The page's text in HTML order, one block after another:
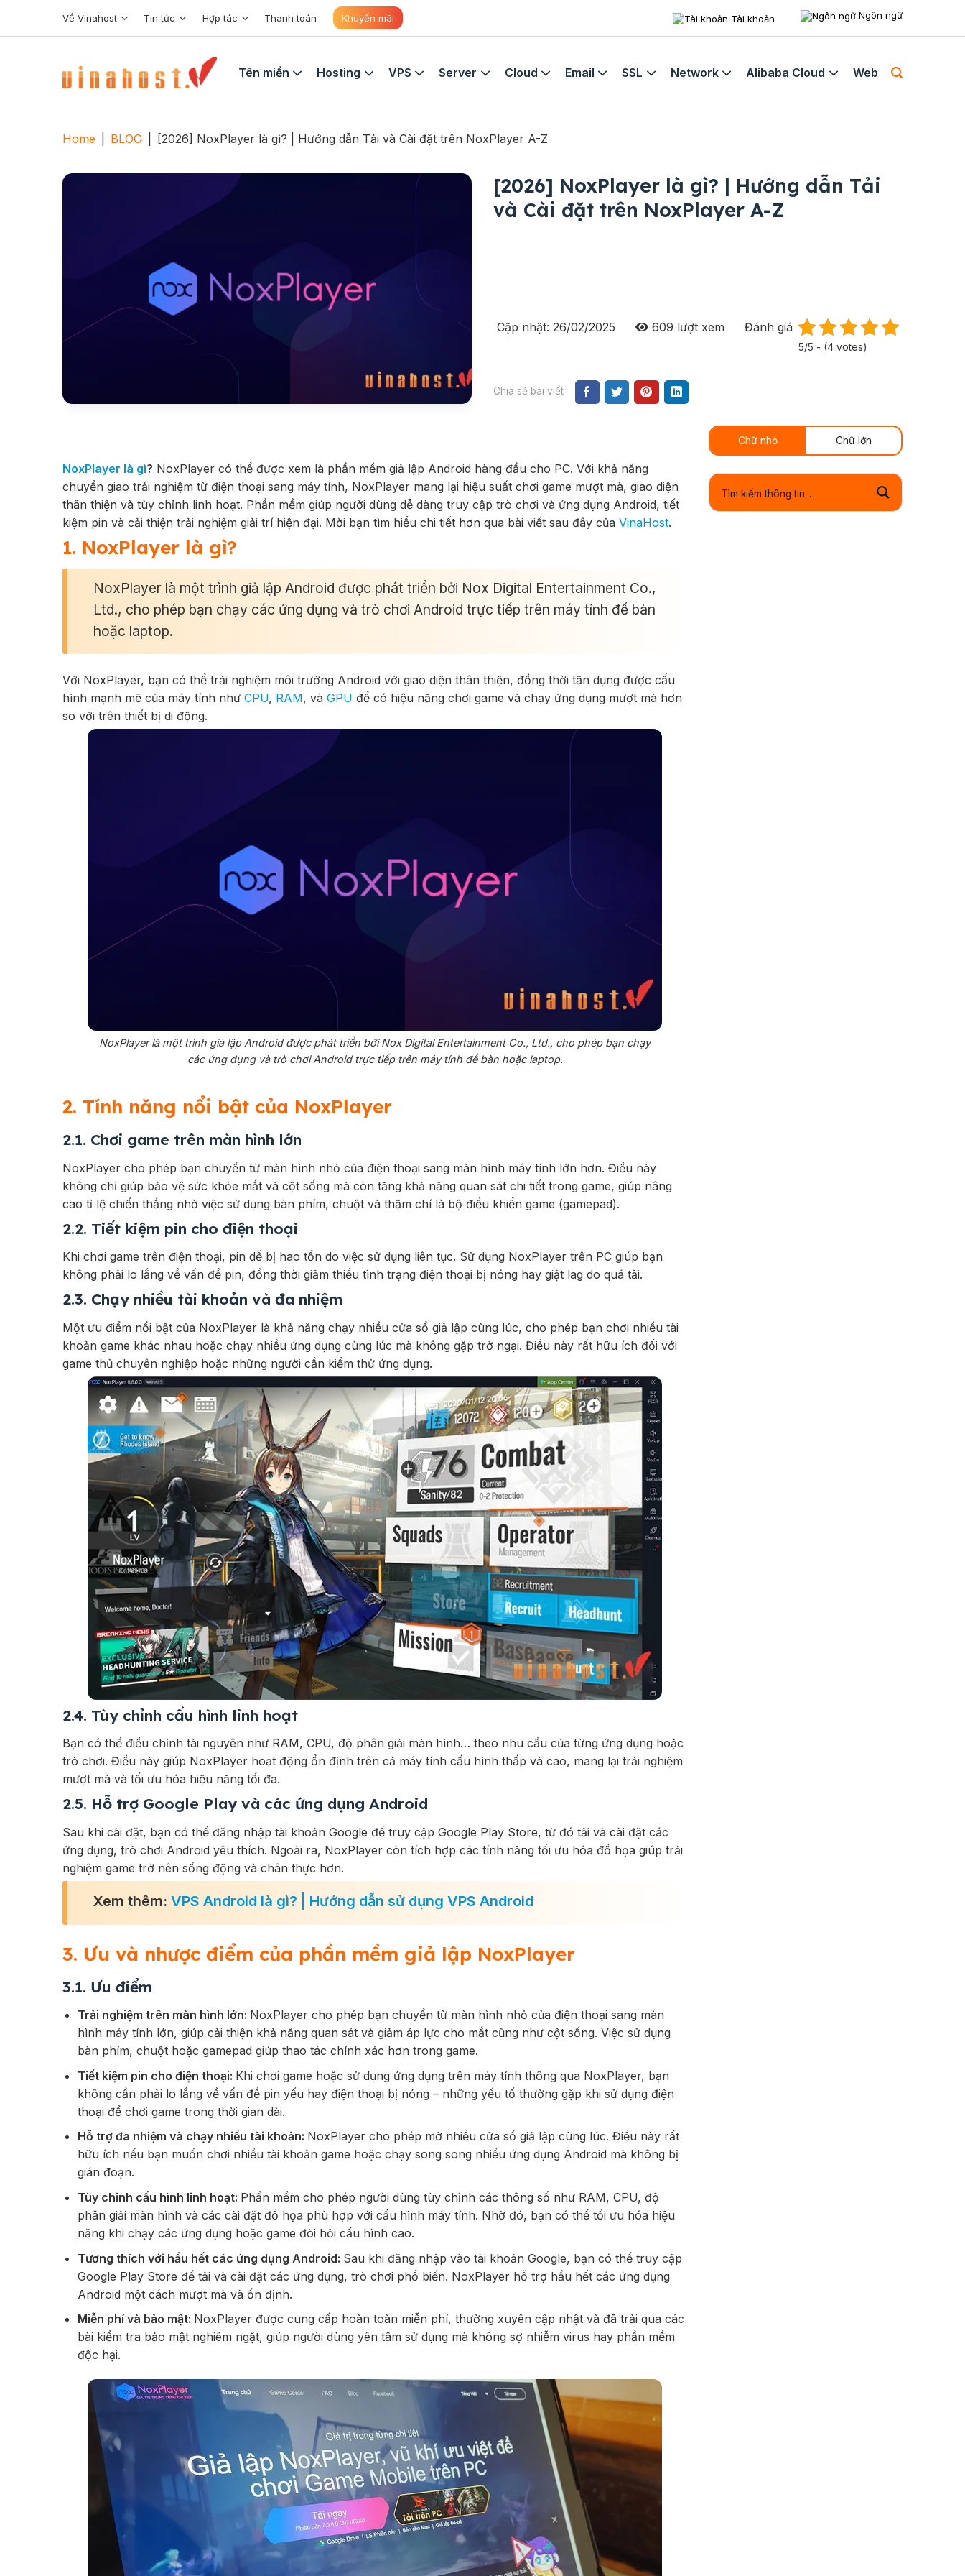
Về Vinahost Tin tức Hợp tác Thanh toán Khuyến mãi Tài khoản Ngôn ngữ
Tên miền Hosting VPS Server Cloud Email SSL Network Alibaba Cloud Web
Home BLOG [2026] NoxPlayer là gì? | Hướng dẫn Tải và Cài đặt trên NoxPlayer A-Z
[2026] NoxPlayer là gì? | Hướng dẫn Tải
và Cài đặt trên NoxPlayer A-Z
Cập nhật: 26/02/2025 609 lượt xem Đánh giá
5/5 - (4 votes)
Chia sẻ bài viết
NoxPlayer là gì? NoxPlayer có thể được xem là phần mềm giả lập Android hàng đầu cho PC. Với khả năng
chuyển giao trải nghiệm từ điện thoại sang máy tính, NoxPlayer mang lại hiệu suất chơi game mượt mà, giao diện
thân thiện và tùy chỉnh linh hoạt. Phần mềm giúp người dùng dễ dàng truy cập trò chơi và ứng dụng Android, tiết
kiệm pin và cải thiện trải nghiệm giải trí hiện đại. Mời bạn tìm hiểu chi tiết hơn qua bài viết sau đây của VinaHost.
1. NoxPlayer là gì?
NoxPlayer là một trình giả lập Android được phát triển bởi Nox Digital Entertainment Co.,
Ltd., cho phép bạn chạy các ứng dụng và trò chơi Android trực tiếp trên máy tính để bàn
hoặc laptop.
Với NoxPlayer, bạn có thể trải nghiệm môi trường Android với giao diện thân thiện, đồng thời tận dụng được cấu
hình mạnh mẽ của máy tính như CPU, RAM, và GPU để có hiệu năng chơi game và chạy ứng dụng mượt mà hơn
so với trên thiết bị di động.
NoxPlayer là một trình giả lập Android được phát triển bởi Nox Digital Entertainment Co., Ltd., cho phép bạn chạy
các ứng dụng và trò chơi Android trực tiếp trên máy tính để bàn hoặc laptop.
2. Tính năng nổi bật của NoxPlayer
2.1. Chơi game trên màn hình lớn
NoxPlayer cho phép bạn chuyển từ màn hình nhỏ của điện thoại sang màn hình máy tính lớn hơn. Điều này
không chỉ giúp bảo vệ sức khỏe mắt và cột sống mà còn tăng khả năng quan sát chi tiết trong game, giúp nâng
cao tỉ lệ chiến thắng nhờ việc sử dụng bàn phím, chuột và thậm chí là bộ điều khiển game (gamepad).
2.2. Tiết kiệm pin cho điện thoại
Khi chơi game trên điện thoại, pin dễ bị hao tổn do việc sử dụng liên tục. Sử dụng NoxPlayer trên PC giúp bạn
không phải lo lắng về vấn đề pin, đồng thời giảm thiểu tình trạng điện thoại bị nóng hay giật lag do quá tải.
2.3. Chạy nhiều tài khoản và đa nhiệm
Một ưu điểm nổi bật của NoxPlayer là khả năng chạy nhiều cửa sổ giả lập cùng lúc, cho phép bạn chơi nhiều tài
khoản game khác nhau hoặc chạy nhiều ứng dụng cùng lúc mà không gặp trở ngại. Điều này rất hữu ích đối với
game thủ chuyên nghiệp hoặc những người cần kiểm thử ứng dụng.
2.4. Tùy chỉnh cấu hình linh hoạt
Bạn có thể điều chỉnh tài nguyên như RAM, CPU, độ phân giải màn hình… theo nhu cầu của từng ứng dụng hoặc
trò chơi. Điều này giúp NoxPlayer hoạt động ổn định trên cả máy tính cấu hình thấp và cao, mang lại trải nghiệm
mượt mà và tối ưu hóa hiệu năng tối đa.
2.5. Hỗ trợ Google Play và các ứng dụng Android
Sau khi cài đặt, bạn có thể đăng nhập tài khoản Google để truy cập Google Play Store, từ đó tải và cài đặt các
ứng dụng, trò chơi Android yêu thích. Ngoài ra, NoxPlayer còn tích hợp các tính năng tối ưu hóa đồ họa giúp trải
nghiệm game trở nên sống động và chân thực hơn.
Xem thêm: VPS Android là gì? | Hướng dẫn sử dụng VPS Android
3. Ưu và nhược điểm của phần mềm giả lập NoxPlayer
3.1. Ưu điểm
Trải nghiệm trên màn hình lớn: NoxPlayer cho phép bạn chuyển từ màn hình nhỏ của điện thoại sang màn
hình máy tính lớn, giúp cải thiện khả năng quan sát và giảm áp lực cho mắt cũng như cột sống. Việc sử dụng
bàn phím, chuột hoặc gamepad giúp thao tác chính xác hơn trong game.
Tiết kiệm pin cho điện thoại: Khi chơi game hoặc sử dụng ứng dụng trên máy tính thông qua NoxPlayer, bạn
không cần phải lo lắng về vấn đề pin yếu hay điện thoại bị nóng – những yếu tố thường gặp khi sử dụng điện
thoại để chơi game trong thời gian dài.
Hỗ trợ đa nhiệm và chạy nhiều tài khoản: NoxPlayer cho phép mở nhiều cửa sổ giả lập cùng lúc. Điều này rất
hữu ích nếu bạn muốn chơi nhiều tài khoản game hoặc chạy song song nhiều ứng dụng Android mà không bị
gián đoạn.
Tùy chỉnh cấu hình linh hoạt: Phần mềm cho phép người dùng tùy chỉnh các thông số như RAM, CPU, độ
phân giải màn hình và các cài đặt đồ họa phù hợp với cấu hình máy tính. Nhờ đó, bạn có thể tối ưu hóa hiệu
năng khi chạy các ứng dụng hoặc game đòi hỏi cấu hình cao.
Tương thích với hầu hết các ứng dụng Android: Sau khi đăng nhập vào tài khoản Google, bạn có thể truy cập
Google Play Store để tải và cài đặt các ứng dụng, trò chơi phổ biến. NoxPlayer hỗ trợ hầu hết các ứng dụng
Android một cách mượt mà và ổn định.
Miễn phí và bảo mật: NoxPlayer được cung cấp hoàn toàn miễn phí, thường xuyên cập nhật và đã trải qua các
bài kiểm tra bảo mật nghiêm ngặt, giúp người dùng yên tâm sử dụng mà không sợ nhiễm virus hay phần mềm
độc hại.
Chữ nhỏ Chữ lớn